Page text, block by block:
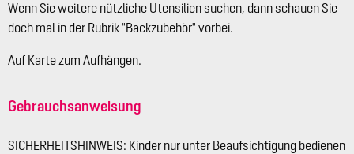
Wenn Sie weitere nützliche Utensilien suchen, dann schauen Sie
doch mal in der Rubrik "Backzubehör" vorbei.
Auf Karte zum Aufhängen.
Gebrauchsanweisung
SICHERHEITSHINWEIS: Kinder nur unter Beaufsichtigung bedienen